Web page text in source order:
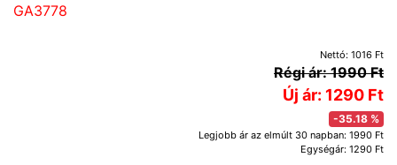
GA3778
Nettó: 1016 Ft
Régi ár: 1990 Ft
Új ár: 1290 Ft
-35.18 %
Legjobb ár az elmúlt 30 napban: 1990 Ft
Egységár: 1290 Ft